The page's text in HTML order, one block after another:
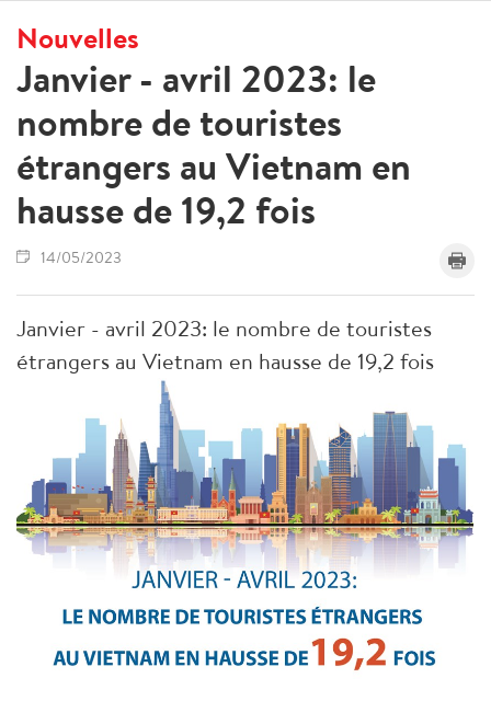
Nouvelles
Janvier - avril 2023: le
nombre de touristes
étrangers au Vietnam en
hausse de 19,2 fois
14/05/2023
Janvier - avril 2023: le nombre de touristes
étrangers au Vietnam en hausse de 19,2 fois